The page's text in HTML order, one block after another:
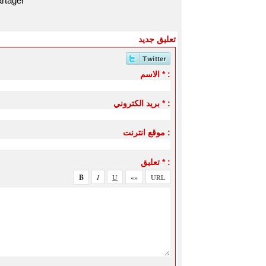
تعليق جديد
الاسم * :
بريد الكتروني * :
موقع انترنت :
تعليق * :